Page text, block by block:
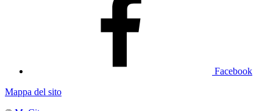
Facebook
Mappa del sito